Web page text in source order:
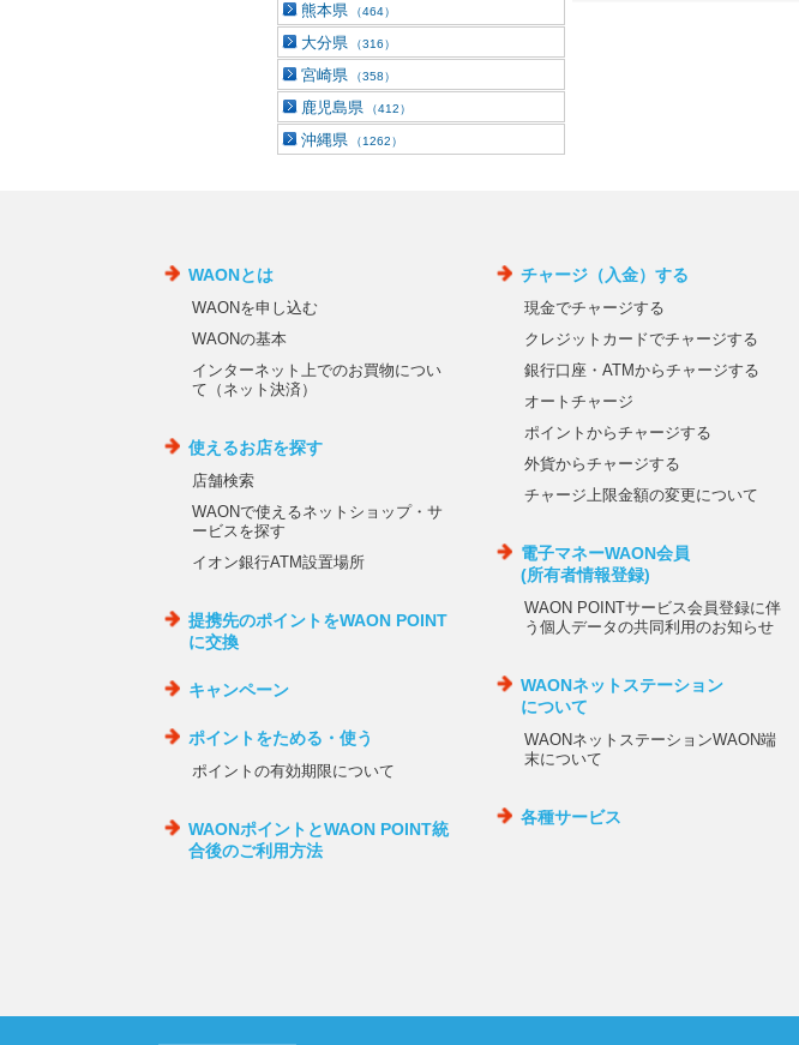
熊本県 （464）
大分県 （316）
宮崎県 （358）
鹿児島県 （412）
沖縄県 （1262）